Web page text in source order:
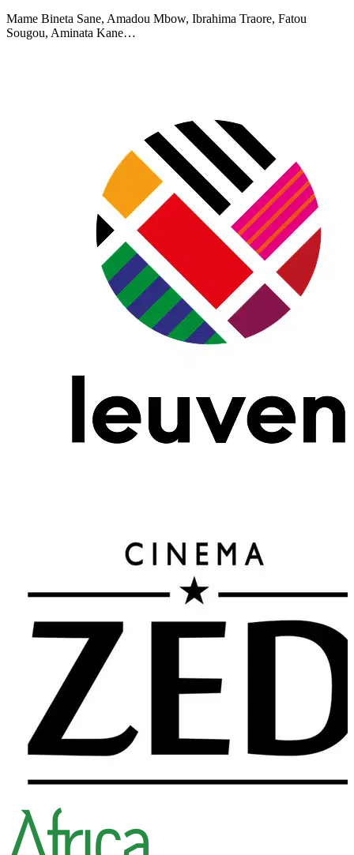
Mame Bineta Sane, Amadou Mbow, Ibrahima Traore, Fatou
Sougou, Aminata Kane…